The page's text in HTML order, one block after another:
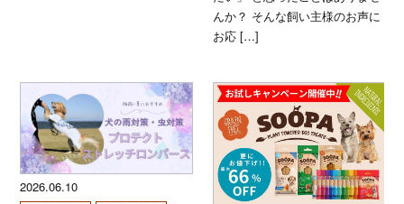
んか？ そんな飼い主様のお声に
お応 […]
2026.06.10